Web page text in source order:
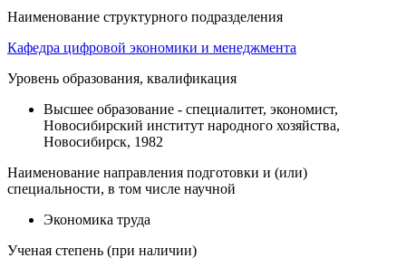
Наименование структурного подразделения
Кафедра цифровой экономики и менеджмента
Уровень образования, квалификация
Высшее образование - специалитет, экономист,
Новосибирский институт народного хозяйства,
Новосибирск, 1982
Наименование направления подготовки и (или)
специальности, в том числе научной
Экономика труда
Ученая степень (при наличии)